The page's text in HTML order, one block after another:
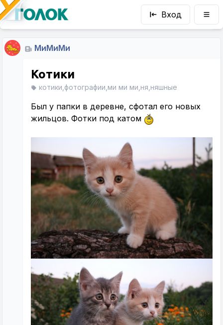
Вход
МиМиМи
Котики
котики,фотографии,ми ми ми,ня,няшные
Был у папки в деревне, сфотал его новых
жильцов. Фотки под катом